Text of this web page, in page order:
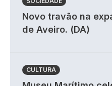
Novo travão na
de Aveiro. (DA)
CULTURA